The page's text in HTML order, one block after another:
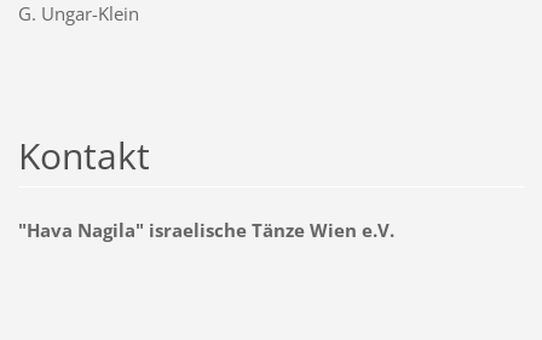
G. Ungar-Klein
Kontakt
"Hava Nagila" israelische Tänze Wien e.V.